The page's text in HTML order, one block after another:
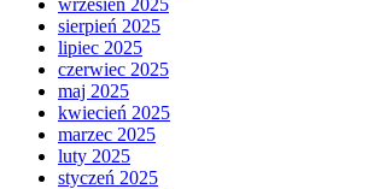
sierpień 2025
lipiec 2025
czerwiec 2025
maj 2025
kwiecień 2025
marzec 2025
luty 2025
styczeń 2025